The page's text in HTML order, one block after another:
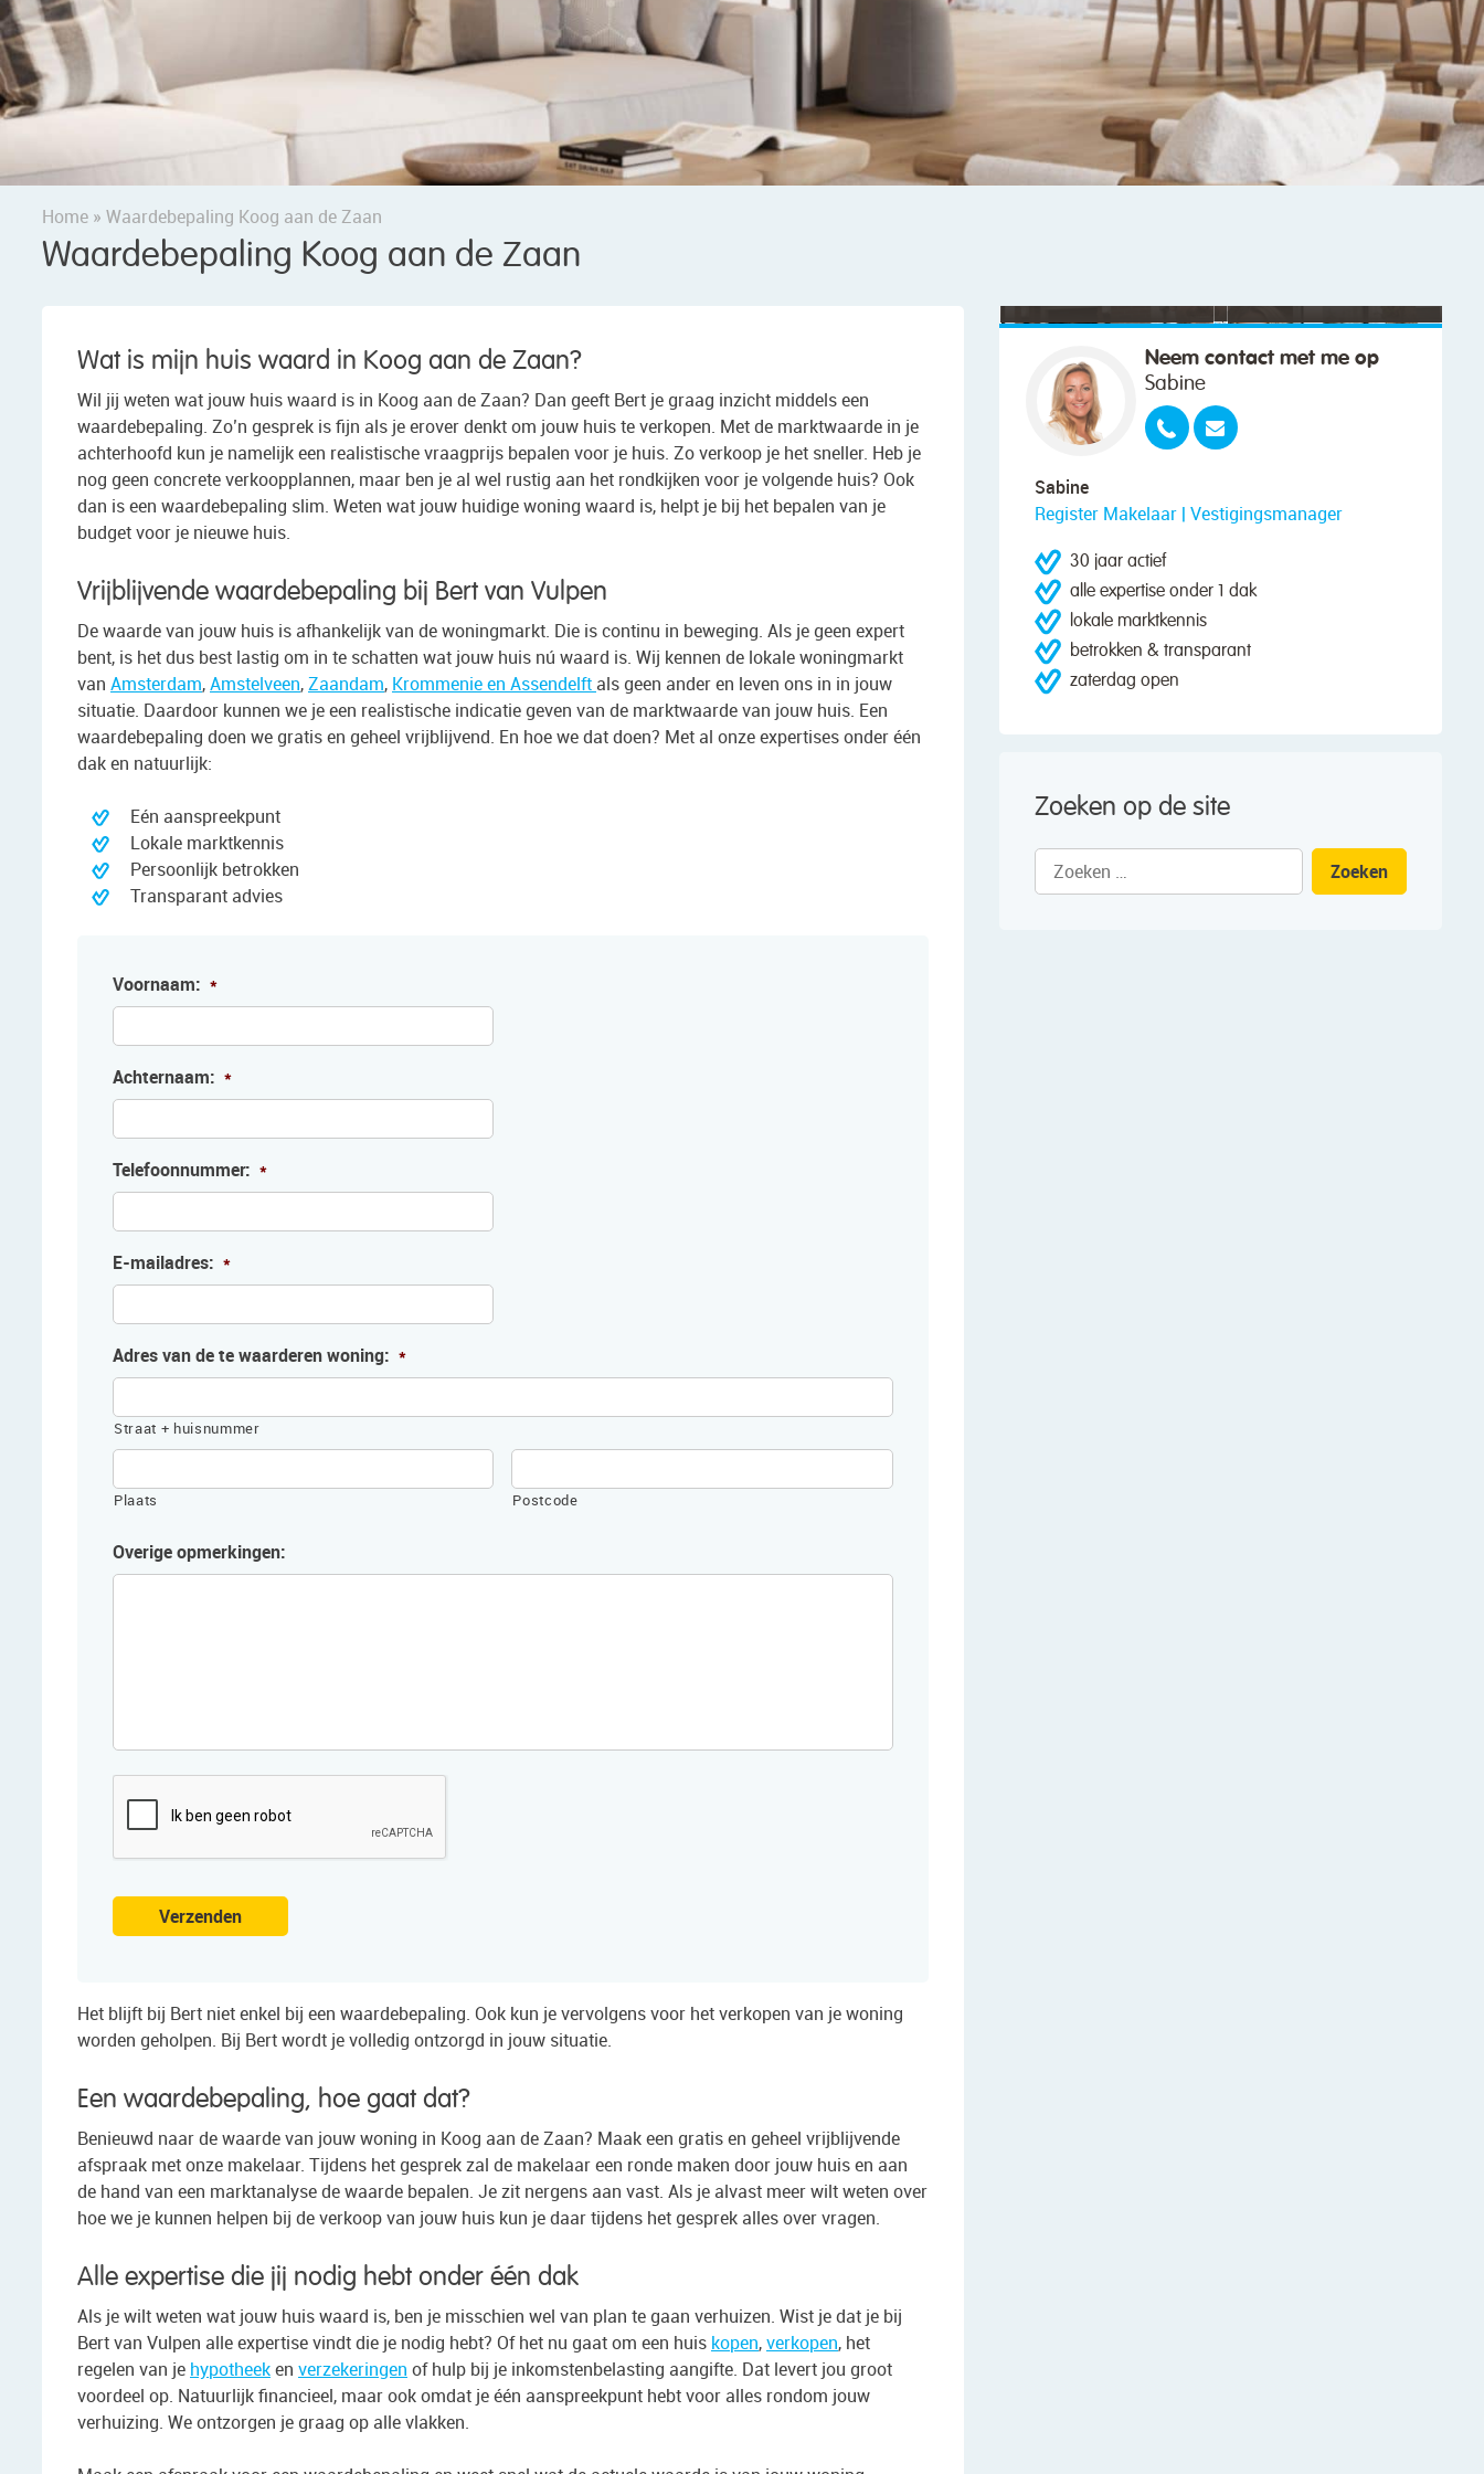
Home » Waardebepaling Koog aan de Zaan
Waardebepaling Koog aan de Zaan
Wat is mijn huis waard in Koog aan de Zaan?
Wil jij weten wat jouw huis waard is in Koog aan de Zaan? Dan geeft Bert je graag inzicht middels een
waardebepaling. Zo’n gesprek is fijn als je erover denkt om jouw huis te verkopen. Met de marktwaarde in je
achterhoofd kun je namelijk een realistische vraagprijs bepalen voor je huis. Zo verkoop je het sneller. Heb je
nog geen concrete verkoopplannen, maar ben je al wel rustig aan het rondkijken voor je volgende huis? Ook
dan is een waardebepaling slim. Weten wat jouw huidige woning waard is, helpt je bij het bepalen van je
budget voor je nieuwe huis.
Vrijblijvende waardebepaling bij Bert van Vulpen
De waarde van jouw huis is afhankelijk van de woningmarkt. Die is continu in beweging. Als je geen expert
bent, is het dus best lastig om in te schatten wat jouw huis nú waard is. Wij kennen de lokale woningmarkt
van Amsterdam,Amstelveen,Zaandam, Krommenie en Assendelft als geen ander en leven ons in in jouw
situatie. Daardoor kunnen we je een realistische indicatie geven van de marktwaarde van jouw huis. Een
waardebepaling doen we gratis en geheel vrijblijvend. En hoe we dat doen? Met al onze expertises onder één
dak en natuurlijk:
Eén aanspreekpunt
Lokale marktkennis
Persoonlijk betrokken
Transparant advies
Voornaam: *
Achternaam: *
Telefoonnummer: *
E-mailadres: *
Adres van de te waarderen woning: *
Straat + huisnummer
Plaats Postcode
Overige opmerkingen:
Verzenden
Het blijft bij Bert niet enkel bij een waardebepaling. Ook kun je vervolgens voor het verkopen van je woning
worden geholpen. Bij Bert wordt je volledig ontzorgd in jouw situatie.
Een waardebepaling, hoe gaat dat?
Benieuwd naar de waarde van jouw woning in Koog aan de Zaan? Maak een gratis en geheel vrijblijvende
afspraak met onze makelaar. Tijdens het gesprek zal de makelaar een ronde maken door jouw huis en aan
de hand van een marktanalyse de waarde bepalen. Je zit nergens aan vast. Als je alvast meer wilt weten over
hoe we je kunnen helpen bij de verkoop van jouw huis kun je daar tijdens het gesprek alles over vragen.
Alle expertise die jij nodig hebt onder één dak
Als je wilt weten wat jouw huis waard is, ben je misschien wel van plan te gaan verhuizen. Wist je dat je bij
Bert van Vulpen alle expertise vindt die je nodig hebt? Of het nu gaat om een huis kopen,verkopen, het
regelen van je hypotheeken verzekeringen of hulp bij je inkomstenbelasting aangifte. Dat levert jou groot
voordeel op. Natuurlijk financieel, maar ook omdat je één aanspreekpunt hebt voor alles rondom jouw
verhuizing. We ontzorgen je graag op alle vlakken.
"We wilden vooral iemand die met ons
Neem contact met me op
Sabine
Sabine
Register Makelaar | Vestigingsmanager
30 jaar actief
alle expertise onder 1 dak
lokale marktkennis
betrokken & transparant
zaterdag open
Zoeken op de site
Zoeken
naar: